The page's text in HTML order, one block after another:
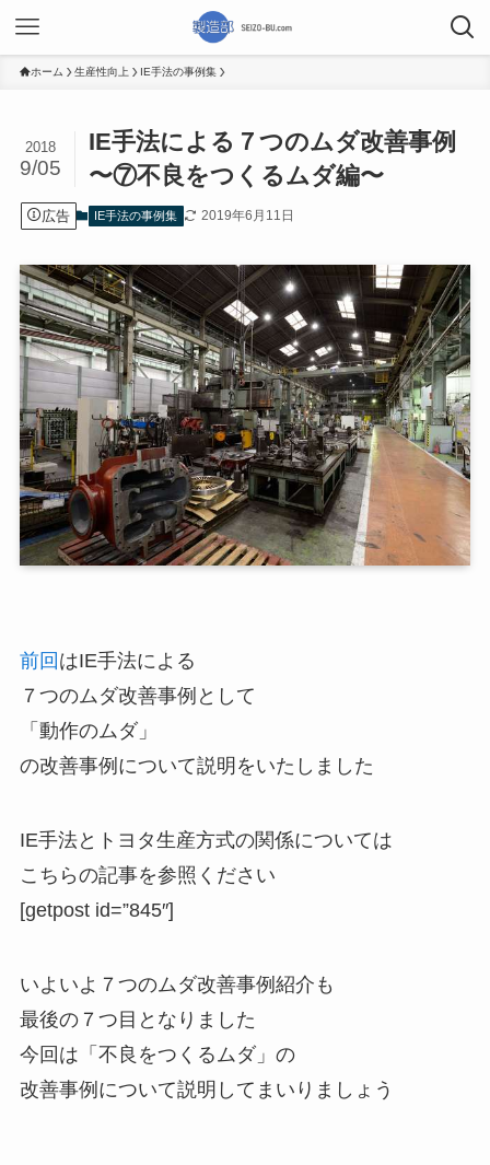
ホーム 生産性向上 IE手法の事例集
IE手法による７つのムダ改善事例
〜⑦不良をつくるムダ編〜
2018
9/05
広告 IE手法の事例集 2019年6月11日
前回 はIE手法による
７つのムダ改善事例として
「動作のムダ」
の改善事例について説明をいたしました
IE手法とトヨタ生産方式の関係については
こちらの記事を参照ください
[getpost id=”845″]
いよいよ７つのムダ改善事例紹介も
最後の７つ目となりました
今回は「不良をつくるムダ」の
改善事例について説明してまいりましょう